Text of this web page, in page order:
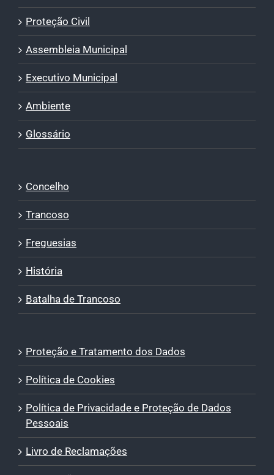
Proteção Civil
Assembleia Municipal
Executivo Municipal
Ambiente
Glossário
Concelho
Trancoso
Freguesias
História
Batalha de Trancoso
Proteção e Tratamento dos Dados
Política de Cookies
Política de Privacidade e Proteção de Dados
Pessoais
Livro de Reclamações